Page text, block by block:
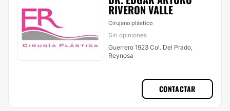
RIVERON VALLE
Cirujano plástico
Sin opiniones
Guerrero 1923 Col. Del Prado,
Reynosa
CONTACTAR